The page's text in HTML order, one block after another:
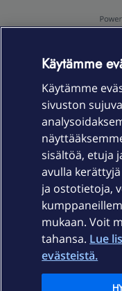
Laitteet & liittymät
Palvelut
Ajankohtaista
Elisa Oyj
Käytämme
Käytämme
sivuston
sisältöä, etuja
avulla
ja ostotietoja,
mukaan. Voit
tahansa. Lue
evästeistä.